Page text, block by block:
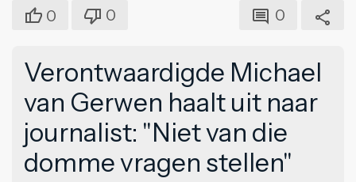
0 0 0
Verontwaardigde Michael
van Gerwen haalt uit naar
journalist: "Niet van die
domme vragen stellen"